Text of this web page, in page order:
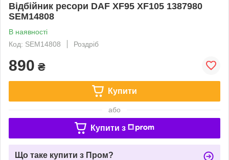
Відбійник ресори DAF XF95 XF105 1387980
SEM14808
В наявності
Код: SEM14808
Роздріб
890 ₴
Купити
або
Купити з
Що таке купити з Пром?